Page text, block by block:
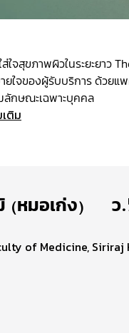
ใจสุขภาพผิวในระยะยาว
จของผู้รับบริการ ด้วยแ
ลักษณะเฉพาะบุคคล
ติม
(หมอเก่ง) | ว
of Medicine,